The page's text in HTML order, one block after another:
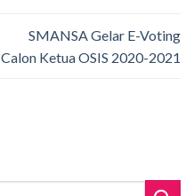
SMANSA Gelar E-Voting
Calon Ketua OSIS 2020-2021